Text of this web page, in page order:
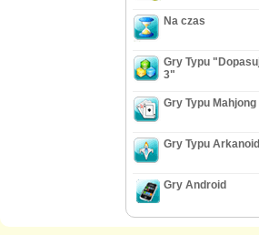
Na czas
Gry Typu
3"
Gry Typu Mahjong
Gry Typu Arkanoid
Gry Android